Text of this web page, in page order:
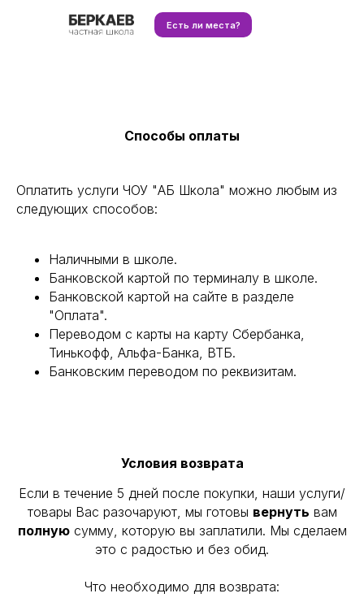
Есть ли места?
Способы оплаты
Оплатить услуги ЧОУ "АБ Школа" можно любым из
следующих способов:
Наличными в школе.
Банковской картой по терминалу в школе.
Банковской картой на сайте в разделе
"Оплата".
Переводом с карты на карту Сбербанка,
Тинькофф, Альфа-Банка, ВТБ.
Банковским переводом по реквизитам.
Условия возврата
Если в течение 5 дней после покупки, наши услуги/
товары Вас разочаруют, мы готовы вернуть вам
полнуюсумму, которую вы заплатили. Мы сделаем
это с радостью и без обид.
Что необходимо для возврата: